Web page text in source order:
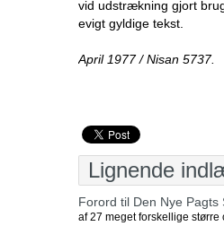
vid udstrækning gjort
evigt gyldige tekst.
April 1977 / Nisan 5737.
Lignende
Forord til Den Nye
af 27 meget forskellige